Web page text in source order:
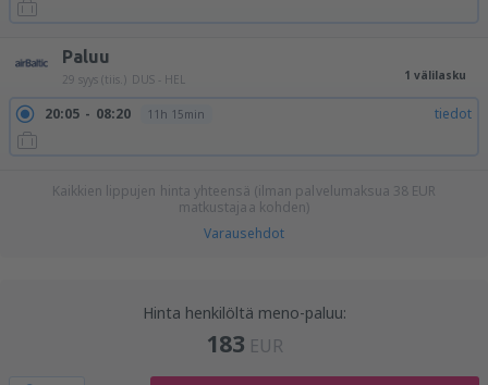
Paluu
29 syys (tiis.) DUS - HEL 1 välilasku
20:05 08:20 11h 15min tiedot
Kaikkien lippujen hinta yhteensä (ilman palvelumaksua 38 EUR
matkustajaa kohden)
Varausehdot
Hinta henkilöltä meno-paluu:
183 EUR